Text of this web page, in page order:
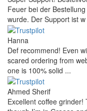
Andres
I bought a cafelat robot,